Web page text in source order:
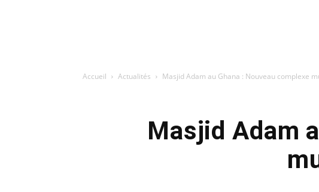
Accueil Actualités Masjid Adam au Ghana : Nouveau complexe
Masjid Adam